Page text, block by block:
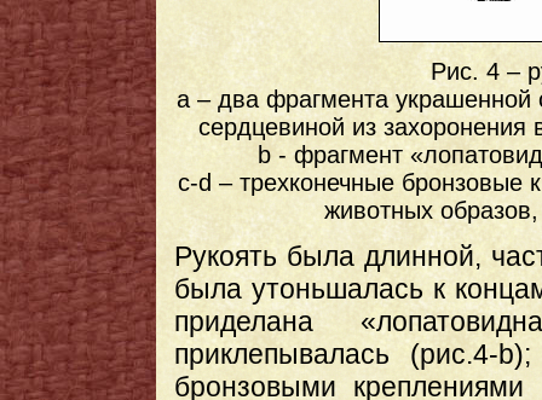
Рис. 4 –
a – два фрагмента украшенной
сердцевиной из
b - фрагмент
c-d – трехконечные бронзовые
животных
Рукоять была длинной,
была утоньшалась к
приделана
приклепывалась (рис.4-
бронзовыми